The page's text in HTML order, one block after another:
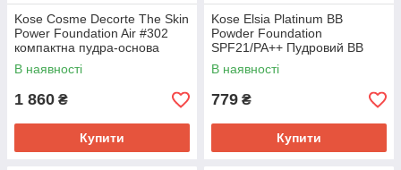
Kose Cosme Decorte The Skin
Power Foundation Air #302
компактна пудра-основа
SPF20/PA++ без кейса 8,5 г
В наявності
1 860 ₴
Купити
Kose Elsia Platinum BB
Powder Foundation
SPF21/PA++ Пудровий ВВ
крем у футлярі зі спонжем,
405 Ocher, 10 г
В наявності
779 ₴
Купити